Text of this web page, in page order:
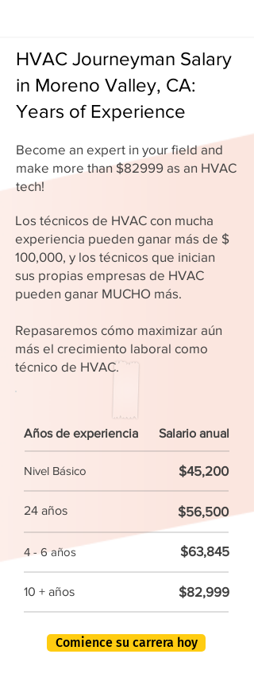
HVAC Journeyman Salary
in Moreno Valley, CA:
Years of Experience
Become an expert in your field and
make more than $82999 as an HVAC
tech!
Los técnicos de HVAC con mucha
experiencia pueden ganar más de $
100,000, y los técnicos que inician
sus propias empresas de HVAC
pueden ganar MUCHO más.
Repasaremos cómo maximizar aún
más el crecimiento laboral como
técnico de HVAC.
Años de experiencia Salario anual
Nivel Básico $45,200
24 años $56,500
4 - 6 años $63,845
10 + años $82,999
Comience su carrera hoy